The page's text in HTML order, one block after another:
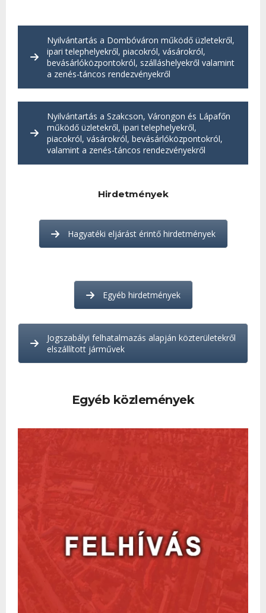
Nyilvántartás a Dombóváron működő üzletekről,
ipari telephelyekről, piacokról, vásárokról,
bevásárlóközpontokról, szálláshelyekről valamint
a zenés-táncos rendezvényekről
Nyilvántartás a Szakcson, Várongon és Lápafőn
működő üzletekről, ipari telephelyekről,
piacokról, vásárokról, bevásárlóközpontokról,
valamint a zenés-táncos rendezvényekről
Hirdetmények
Hagyatéki eljárást érintő hirdetmények
Egyéb hirdetmények
Jogszabályi felhatalmazás alapján közterületekről
elszállított járművek
Egyéb közlemények